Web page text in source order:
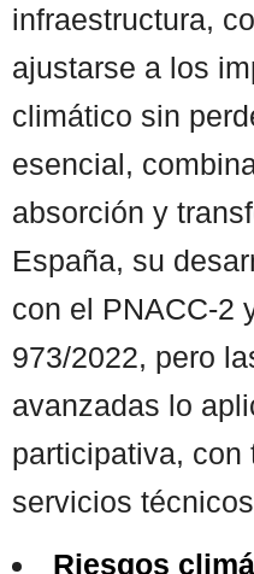
infraestructura,
ajustarse a los
climático sin
esencial,
absorción y
España, su
con el PNACC-2
973/2022, pero
avanzadas lo
participativa, con
servicios
Riesgos